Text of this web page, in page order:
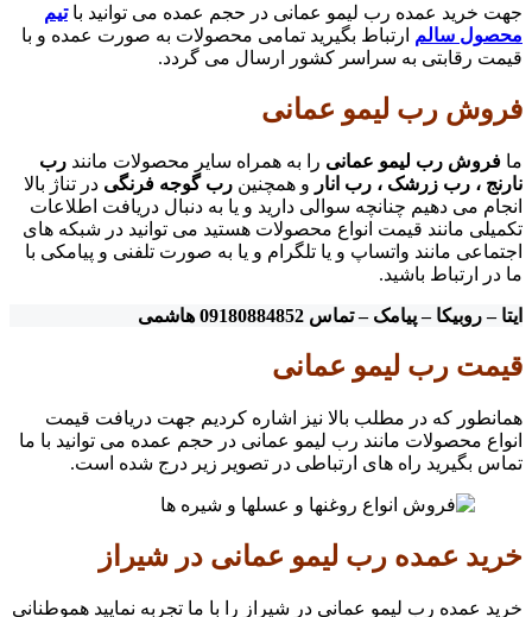
جهت خرید عمده رب لیمو عمانی در حجم عمده می توانید باتیم
محصول سالم ارتباط بگیرید تمامی محصولات به صورت عمده و با
قیمت رقابتی به سراسر کشور ارسال می گردد.
فروش رب لیمو عمانی
ما فروش رب لیمو عمانی را به همراه سایر محصولات مانند رب
نارنج ، رب زرشک ، رب انار و همچنین رب گوجه فرنگی در تناژ بالا
انجام می دهیم چنانچه سوالی دارید و یا به دنبال دریافت اطلاعات
تکمیلی مانند قیمت انواع محصولات هستید می توانید در شبکه های
اجتماعی مانند واتساپ و یا تلگرام و یا به صورت تلفنی و پیامکی با
ما در ارتباط باشید.
ایتا – روبیکا – پیامک – تماس 09180884852 هاشمی
قیمت رب لیمو عمانی
همانطور که در مطلب بالا نیز اشاره کردیم جهت دریافت قیمت
انواع محصولات مانند رب لیمو عمانی در حجم عمده می توانید با ما
تماس بگیرید راه های ارتباطی در تصویر زیر درج شده است.
خرید عمده رب لیمو عمانی در شیراز
خرید عمده رب لیمو عمانی در شیراز را با ما تجربه نمایید هموطنانی